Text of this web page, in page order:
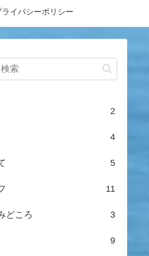
ライバシーポリシー
2
4
5
11
どころ 3
9